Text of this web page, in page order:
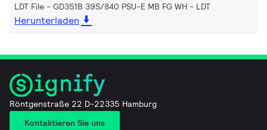
LDT File - GD351B 39S/840 PSU-E MB FG WH LDT
Herunterladen
Röntgenstraße 22 D-22335 Hamburg
Kontaktieren Sie uns